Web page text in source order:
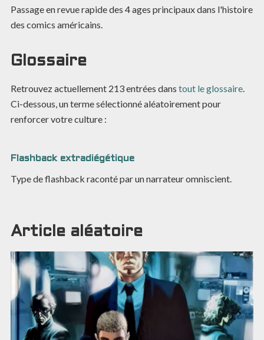
Passage en revue rapide des 4 ages principaux dans l'histoire
des comics américains.
Glossaire
Retrouvez actuellement 213entrées dans tout le glossaire.
Ci-dessous, un terme sélectionné aléatoirement pour
renforcer votre culture :
Flashback extradiégétique
Type de flashback raconté par un narrateur omniscient.
Article aléatoire